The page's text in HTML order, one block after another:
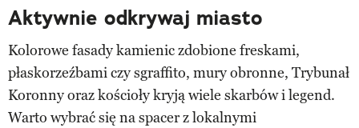
Aktywnie odkrywaj miasto
Kolorowe fasady kamienic zdobione freskami,
płaskorzeźbami czy sgraffito, mury obronne, Trybunał
Koronny oraz kościoły kryją wiele skarbów i legend.
Warto wybrać się na spacer z lokalnymi